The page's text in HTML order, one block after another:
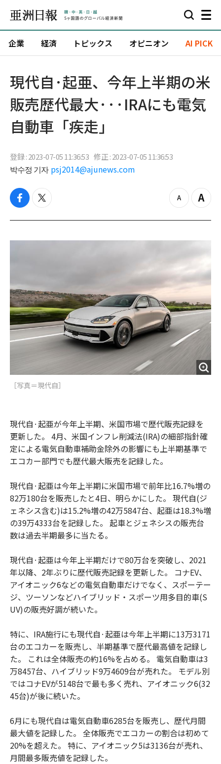
企業 経済 トピックス オピニオン AI PICK
現代自·起亜、今年上半期の米
販売歴代最大···IRAにも電気
自動車「疾走」
登録 : 2023-07-05 11:36:53 修正 : 2023-07-05 11:36:53
박수정 기자 psj2014@ajunews.com
f
c
b
t
i
t
z
o
o
Z
o
i
［写真＝現代自］
現代自·起亜が今年上半期、米国市場で歴代販売記録を
更新した。 4月、米国インフレ削減法(IRA)の細部指針確
定による電気自動車補助金除外の影響にも上半期基準で
エコカー部門でも歴代最大販売を記録した。
現代自·起亜は今年上半期に米国市場で前年比16.7%増の
82万180台を販売したと4日、明らかにした。 現代自(ジ
ェネシス含む)は15.2%増の42万5847台、起亜は18.3%増
の39万4333台を記録した。 起車とジェネシスの販売台
数は過去半期最多に当たる。
現代自·起亜は今年上半期だけで80万台を突破し、2021
年以降、2年ぶりに歴代販売記録を更新した。 コナEV、
アイオニック6などの電気自動車だけでなく、スポーテー
ジ、ツーソンなどハイブリッド・スポーツ用多目的車(S
UV)の販売好調が続いた。
特に、IRA施行にも現代自·起亜は今年上半期に13万3171
台のエコカーを販売し、半期基準で歴代最高値を記録し
た。 これは全体販売の約16%を占める。 電気自動車は3
万8457台、ハイブリッド9万4609台が売れた。 モデル別
ではコナEVが5148台で最も多く売れ、アイオニック6(32
45台)が後に続いた。
6月にも現代自は電気自動車6285台を販売し、歴代月間
最大値を記録した。 全体販売でエコカーの割合は初めて
20%を超えた。 特に、アイオニック5は3136台が売れ、
月間最多販売値を記録した。